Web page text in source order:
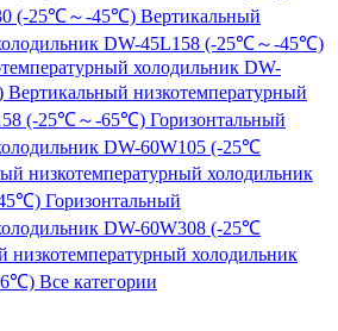
(-25℃～-45℃) Вертикальный
DW-45L158 (-25℃～-45℃)
холодильник DW-
Вертикальный низкотемпературный
(-25℃～-65℃) Горизонтальный
DW-60W105 (-25℃
низкотемпературный холодильник
Горизонтальный
DW-60W308 (-25℃
низкотемпературный холодильник
Все категории